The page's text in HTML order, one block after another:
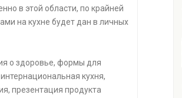
в этой области, по крайней
на кухне будет дан в личных
о здоровье, формы для
кухня,
презентация продукта